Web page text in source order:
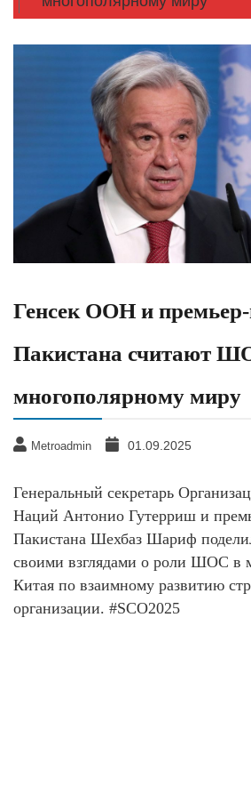
Генсек ООН и
Пакистана считают
многополярному миру
Metroadmin 01.09.2025
Генеральный секретарь
Наций Антонио Гутерриш и
Пакистана Шехбаз Шариф
своими взглядами о роли ШОС в
Китая по взаимному развитию
организации. #SCO2025